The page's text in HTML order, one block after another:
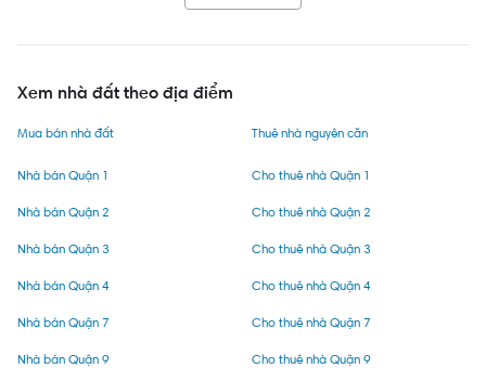
Xem nhà đất theo địa điểm
Mua bán nhà đất
Nhà bán Quận 1
Nhà bán Quận 2
Nhà bán Quận 3
Nhà bán Quận 4
Nhà bán Quận 7
Nhà bán Quận 9
Thuê nhà nguyên căn
Cho thuê nhà Quận 1
Cho thuê nhà Quận 2
Cho thuê nhà Quận 3
Cho thuê nhà Quận 4
Cho thuê nhà Quận 7
Cho thuê nhà Quận 9